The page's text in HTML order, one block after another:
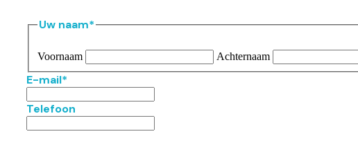
Uw naam*
Voornaam Achternaam
E-mail*
Telefoon